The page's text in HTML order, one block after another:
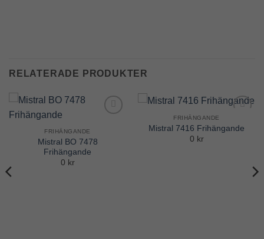
RELATERADE PRODUKTER
FRIHÄNGANDE
Mistral BO 7478
Frihängande
0 kr
Wishlist
FRIHÄNGANDE
Mistral 7416 Frihängande
0 kr